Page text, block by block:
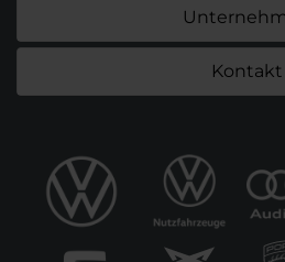
Kontakt